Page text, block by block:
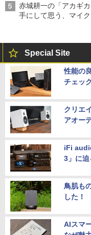
赤城耕一の「アカギ
手にして思う、マイ
Special Site
性能の
チェッ
クリエ
アオー
iFi
3」に迫
鳥肌も
した！
AIスマ